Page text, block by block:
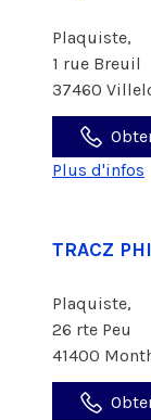
Plaquiste,
1 rue Breuil
37460
Plus d'infos
TRACZ
Plaquiste,
26 rte Peu
41400